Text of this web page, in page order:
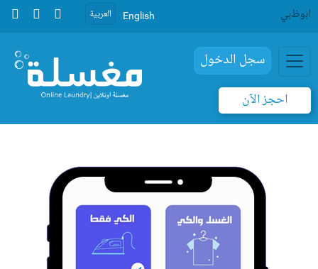
اﺑوظﺑﻲ English العربية
سجل الدخول
احجز الآن